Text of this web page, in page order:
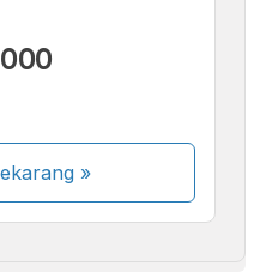
»
masih dalam